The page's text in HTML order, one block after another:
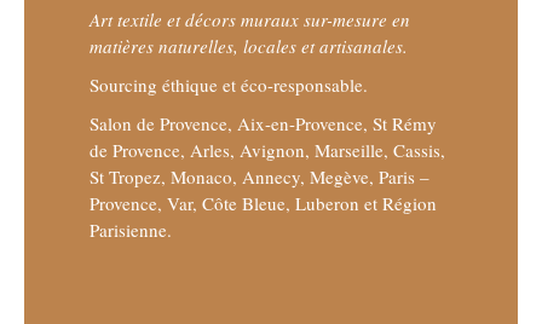
Art textile et décors muraux sur-mesure en
matières naturelles, locales et artisanales.
Sourcing éthique et éco-responsable.
Salon de Provence, Aix-en-Provence, St Rémy
de Provence, Arles, Avignon, Marseille, Cassis,
St Tropez, Monaco, Annecy, Megève, Paris –
Provence, Var, Côte Bleue, Luberon et Région
Parisienne.